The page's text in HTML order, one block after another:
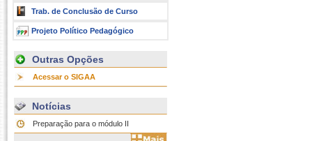
Trab. de Conclusão de Curso
Projeto Político Pedagógico
Outras Opções
Acessar o SIGAA
Notícias
Preparação para o módulo II